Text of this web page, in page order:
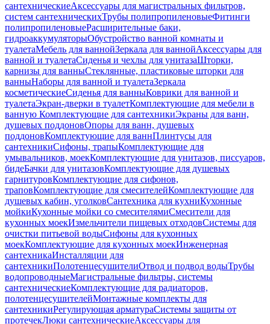
сантехническиеАксессуары для магистральных фильтров,
систем сантехническихТрубы полипропиленовыеФитинги
полипропиленовыеРасширительные баки,
гидроаккумуляторыОбустройство ванной комнаты и
туалетаМебель для ваннойЗеркала для ваннойАксессуары для
ванной и туалетаСиденья и чехлы для унитазаШторки,
карнизы для ванныСтеклянные, пластиковые шторки для
ванныНаборы для ванной и туалетаЗеркала
косметическиеСиденья для ванныКоврики для ванной и
туалетаЭкран-дверки в туалетКомплектующие для мебели в
ванную Комплектующие для сантехникиЭкраны для ванн,
душевых поддоновОпоры для ванн, душевых
поддоновКомплектующие для ваннПлинтусы для
сантехникиСифоны, трапыКомплектующие для
умывальников, моекКомплектующие для унитазов, писсуаров,
бидеБачки для унитазовКомплектующие для душевых
гарнитуровКомплектующие для сифонов,
траповКомплектующие для смесителейКомплектующие для
душевых кабин, уголковСантехника для кухниКухонные
мойкиКухонные мойки со смесителямиСмесители для
кухонных моекИзмельчители пищевых отходовСистемы для
очистки питьевой водыСифоны для кухонных
моекКомплектующие для кухонных моекИнженерная
сантехникаИнсталляции для
сантехникиПолотенцесушителиОтвод и подвод водыТрубы
водопроводныеМагистральные фильтры, системы
сантехническиеКомплектующие для радиаторов,
полотенцесушителейМонтажные комплекты для
сантехникиРегулирующая арматураСистемы защиты от
протечекЛюки сантехническиеАксессуары для